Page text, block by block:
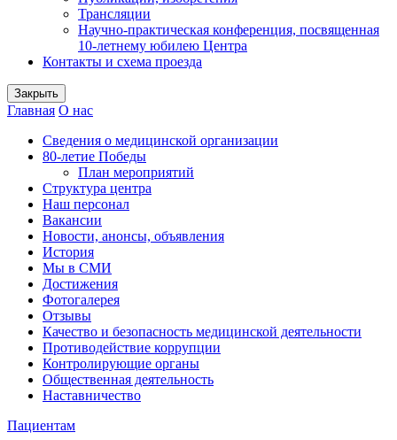
Трансляции
Научно-практическая конференция, посвященная
10-летнему юбилею Центра
Контакты и схема проезда
Закрыть
Главная О нас
Сведения о медицинской организации
80-летие Победы
План мероприятий
Структура центра
Наш персонал
Вакансии
Новости, анонсы, объявления
История
Мы в СМИ
Достижения
Фотогалерея
Отзывы
Качество и безопасность медицинской деятельности
Противодействие коррупции
Контролирующие органы
Общественная деятельность
Наставничество
Пациентам